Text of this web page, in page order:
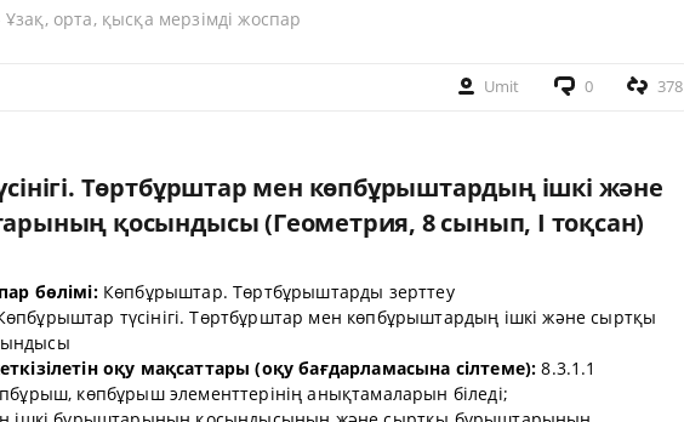
орта, қысқа мерзімді жоспар
Umit 0 378
Төртбұрштар мен көпбұрыштардың ішкі және
қосындысы (Геометрия, 8 сынып, I тоқсан)
бөлімі:Көпбұрыштар. Төртбұрыштарды зерттеу
түсінігі. Төртбұрштар мен көпбұрыштардың ішкі және сыртқы
оқу мақсаттары (оқу бағдарламасына сілтеме): 8.3.1.1
көпбұрыш элементтерінің анықтамаларын біледі;